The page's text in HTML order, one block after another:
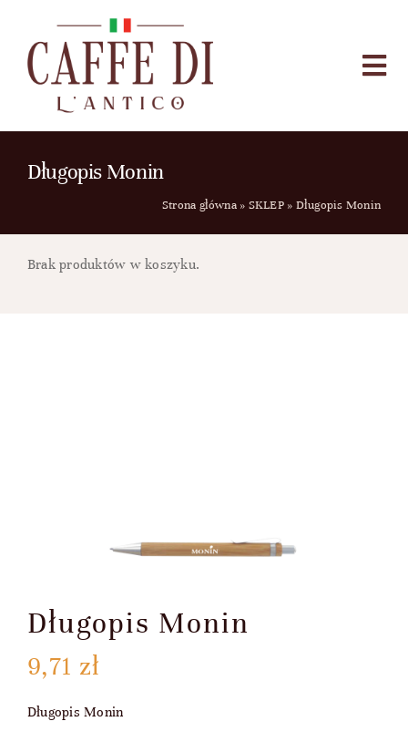
zawartości
HOME
O NAS
Długopis Monin
Strona główna» SKLEP» Długopis Monin
Brak produktów w koszyku.
Długopis Monin
9,71 zł
Długopis Monin